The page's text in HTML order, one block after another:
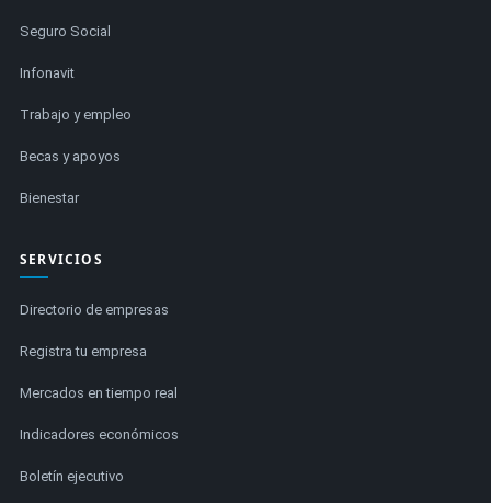
Seguro Social
Infonavit
Trabajo y empleo
Becas y apoyos
Bienestar
SERVICIOS
Directorio de empresas
Registra tu empresa
Mercados en tiempo real
Indicadores económicos
Boletín ejecutivo